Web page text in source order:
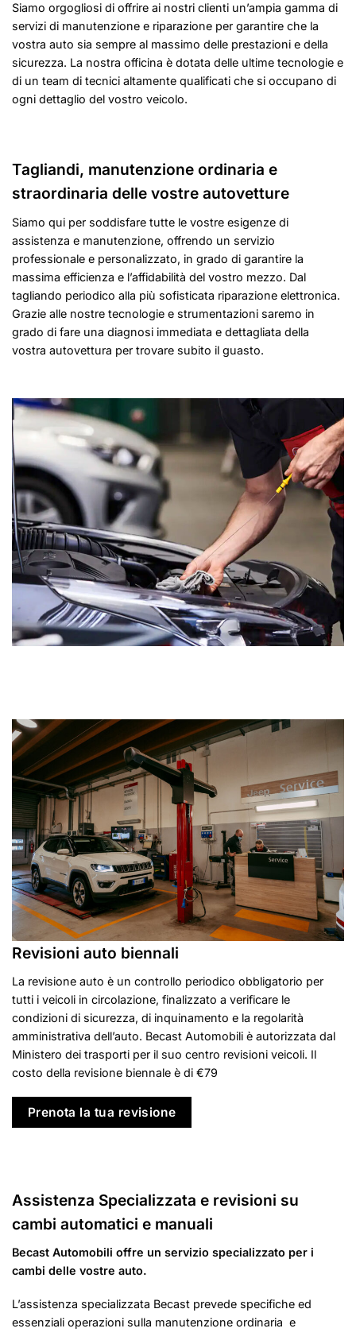
Siamo orgogliosi di offrire ai nostri clienti un’ampia gamma di
servizi di manutenzione e riparazione per garantire che la
vostra auto sia sempre al massimo delle prestazioni e della
sicurezza. La nostra officina è dotata delle ultime tecnologie e
di un team di tecnici altamente qualificati che si occupano di
ogni dettaglio del vostro veicolo.
Tagliandi, manutenzione ordinaria e
straordinaria delle vostre autovetture
Siamo qui per soddisfare tutte le vostre esigenze di
assistenza e manutenzione, offrendo un servizio
professionale e personalizzato, in grado di garantire la
massima efficienza e l’affidabilità del vostro mezzo. Dal
tagliando periodico alla più sofisticata riparazione elettronica.
Grazie alle nostre tecnologie e strumentazioni saremo in
grado di fare una diagnosi immediata e dettagliata della
vostra autovettura per trovare subito il guasto.
Revisioni auto biennali
La revisione auto è un controllo periodico obbligatorio per
tutti i veicoli in circolazione, finalizzato a verificare le
condizioni di sicurezza, di inquinamento e la regolarità
amministrativa dell’auto. Becast Automobili è autorizzata dal
Ministero dei trasporti per il suo centro revisioni veicoli. Il
costo della revisione biennale è di €79
Prenota la tua revisione
Assistenza Specializzata e revisioni su
cambi automatici e manuali
Becast Automobili offre un servizio specializzato per i
cambi delle vostre auto.
L’assistenza specializzata Becast prevede specifiche ed
essenziali operazioni sulla manutenzione ordinaria e